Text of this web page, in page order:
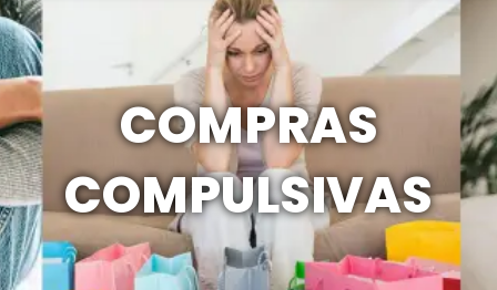
COMPRAS
COMPULSIVAS